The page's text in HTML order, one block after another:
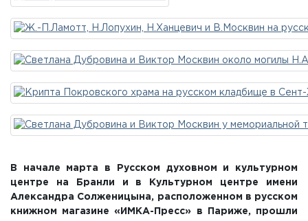
В начале марта в Русском духовном и культурном
центре на Бранли и в Культурном центре имени
Александра Солженицына, расположенном в русском
книжном магазине «ИМКА-Пресс» в Париже, прошли